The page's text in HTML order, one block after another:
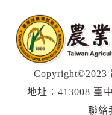
Copyright©2023
地址︰413008 臺
聯絡